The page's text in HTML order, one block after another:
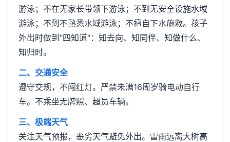
游泳；不在无家长带领下游泳；不到无安全设施水域
游泳；不到不熟悉水域游泳；不擅自下水施救。孩子
外出时做到"四知道"：知去向、知同伴、知做什么、
知归时。
二、交通安全
遵守交规，不闯红灯。严禁未满16周岁骑电动自行
车。不乘坐无牌照、超员车辆。
三、极端天气
关注天气预报，恶劣天气避免外出。雷雨远离大树高